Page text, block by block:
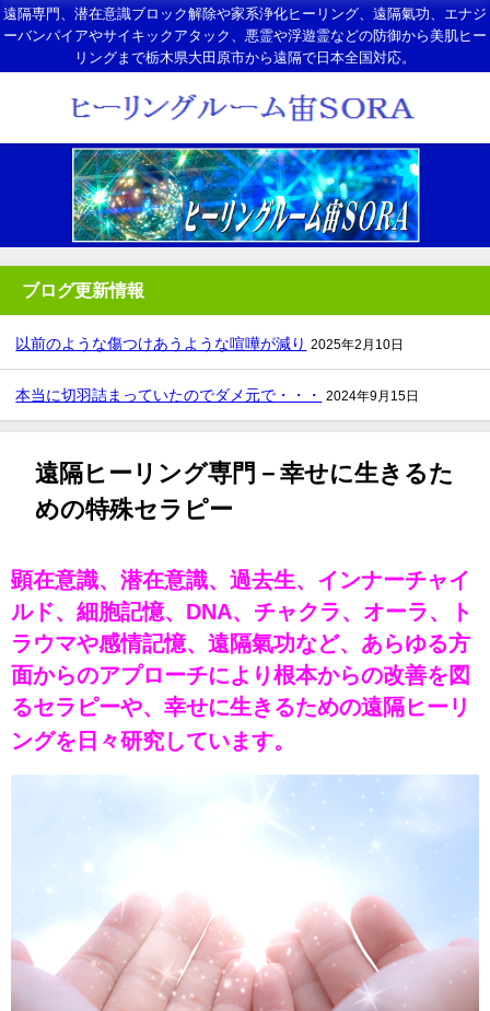
遠隔専門、潜在意識ブロック解除や家系浄化ヒーリング、遠隔氣功、エナジ
ーバンパイアやサイキックアタック、悪霊や浮遊霊などの防御から美肌ヒー
リングまで栃木県大田原市から遠隔で日本全国対応。
ブログ更新情報
以前のような傷つけあうような喧嘩が減り 2025年2月10日
本当に切羽詰まっていたのでダメ元で・・・ 2024年9月15日
遠隔ヒーリング専門－幸せに生きるた
めの特殊セラピー
顕在意識、潜在意識、過去生、インナーチャイ
ルド、細胞記憶、DNA、チャクラ、オーラ、ト
ラウマや感情記憶、遠隔氣功など、あらゆる方
面からのアプローチにより根本からの改善を図
るセラピーや、幸せに生きるための遠隔ヒーリ
ングを日々研究しています。